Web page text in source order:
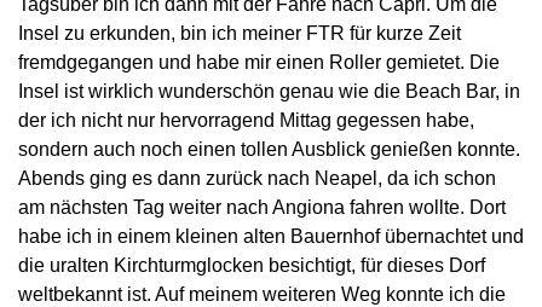
Tagsüber bin ich dann mit der Fähre nach Capri. Um die
Insel zu erkunden, bin ich meiner FTR für kurze Zeit
fremdgegangen und habe mir einen Roller gemietet. Die
Insel ist wirklich wunderschön genau wie die Beach Bar, in
der ich nicht nur hervorragend Mittag gegessen habe,
sondern auch noch einen tollen Ausblick genießen konnte.
Abends ging es dann zurück nach Neapel, da ich schon
am nächsten Tag weiter nach Angiona fahren wollte. Dort
habe ich in einem kleinen alten Bauernhof übernachtet und
die uralten Kirchturmglocken besichtigt, für dieses Dorf
weltbekannt ist. Auf meinem weiteren Weg konnte ich die